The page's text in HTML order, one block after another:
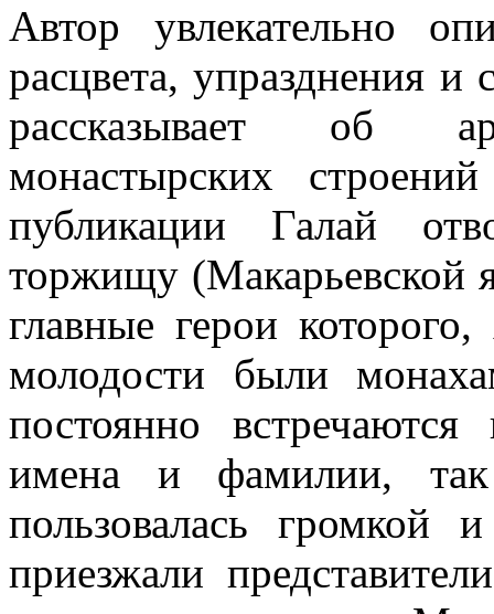
Автор увлекательно
расцвета, упразднения и
рассказывает об
монастырских
публикации Галай
торжищу (Макарьевской
главные герои
молодости были
постоянно
имена и фамилии,
пользовалась
приезжали